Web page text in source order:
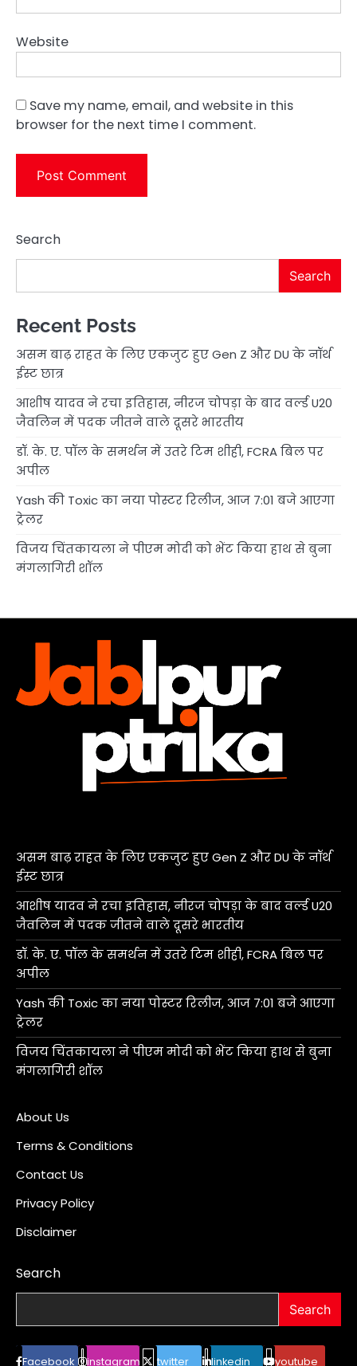
Website
Save my name, email, and website in this
browser for the next time I comment.
Search
Search
Recent Posts
असम बाढ़ राहत के लिए एकजुट हुए Gen Z और DU के नॉर्थ
ईस्ट छात्र
आशीष यादव ने रचा इतिहास, नीरज चोपड़ा के बाद वर्ल्ड U20
जैवलिन में पदक जीतने वाले दूसरे भारतीय
डॉ. के. ए. पॉल के समर्थन में उतरे टिम शीही, FCRA बिल पर
अपील
Yash की Toxic का नया पोस्टर रिलीज, आज 7:01 बजे आएगा
ट्रेलर
विजय चिंतकायला ने पीएम मोदी को भेंट किया हाथ से बुना
मंगलागिरी शॉल
असम बाढ़ राहत के लिए एकजुट हुए Gen Z और DU के नॉर्थ
ईस्ट छात्र
आशीष यादव ने रचा इतिहास, नीरज चोपड़ा के बाद वर्ल्ड U20
जैवलिन में पदक जीतने वाले दूसरे भारतीय
डॉ. के. ए. पॉल के समर्थन में उतरे टिम शीही, FCRA बिल पर
अपील
Yash की Toxic का नया पोस्टर रिलीज, आज 7:01 बजे आएगा
ट्रेलर
विजय चिंतकायला ने पीएम मोदी को भेंट किया हाथ से बुना
मंगलागिरी शॉल
About Us
Terms & Conditions
Contact Us
Privacy Policy
Disclaimer
Search
Search
Facebook instagram twitter linkedin youtube